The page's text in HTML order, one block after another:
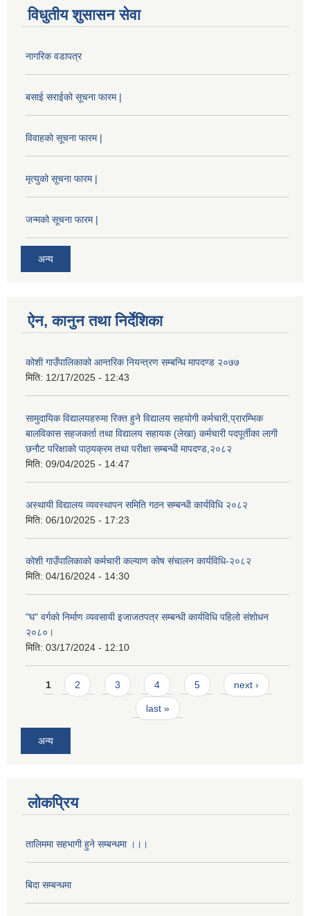
विधुतीय शुसासन सेवा
नागरिक वडापत्र
बसाई सराईको सूचना फारम |
विवाहको सूचना फारम |
मृत्युको सूचना फारम |
जन्मको सूचना फारम |
अन्य
ऐन, कानुन तथा निर्देशिका
कोशी गाउँपालिकाको आन्तरिक नियन्त्रण सम्बन्धि मापदण्ड २०७७
मिति: 12/17/2025 - 12:43
सामुदायिक विद्यालयहरुमा रिक्त हुने विद्यालय सहयोगी कर्मचारी,प्रारम्भिक
बालविकास सहजकर्ता तथा विद्यालय सहायक (लेखा) कर्मचारी पदपूर्तीका लागी
छनौट परिक्षाको पाठ्यक्रम तथा परीक्षा सम्बन्धी मापदण्ड,२०८२
मिति: 09/04/2025 - 14:47
अस्थायी विद्यालय व्यवस्थापन समिति गठन सम्बन्धी कार्यविधि २०८२
मिति: 06/10/2025 - 17:23
कोशी गाउँपालिकाको कर्मचारी कल्याण कोष संचालन कार्यविधि-२०८२
मिति: 04/16/2024 - 14:30
"घ" वर्गको निर्माण व्यवसायी इजाजतपत्र सम्बन्धी कार्यविधि पहिलो संशोधन
२०८०।
मिति: 03/17/2024 - 12:10
Pages
1 2 3 4 5 next ›
last »
अन्य
लोकप्रिय
तालिममा सहभागी हुने सम्बन्धमा ।।।
बिदा सम्बन्धमा